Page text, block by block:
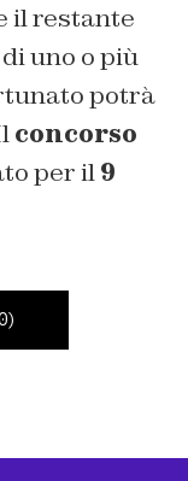
il restante
uno o più
potrà
concorso
per il9